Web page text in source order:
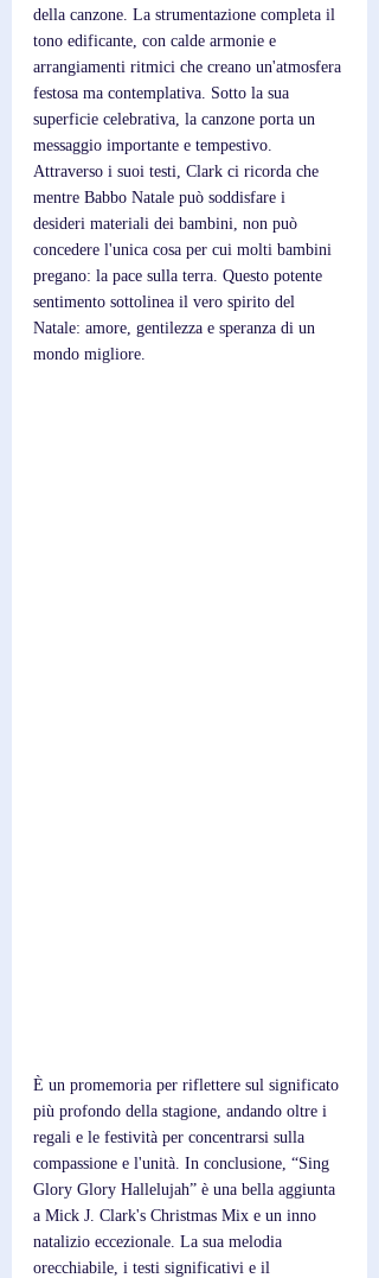
della canzone. La strumentazione completa il
tono edificante, con calde armonie e
arrangiamenti ritmici che creano un'atmosfera
festosa ma contemplativa. Sotto la sua
superficie celebrativa, la canzone porta un
messaggio importante e tempestivo.
Attraverso i suoi testi, Clark ci ricorda che
mentre Babbo Natale può soddisfare i
desideri materiali dei bambini, non può
concedere l'unica cosa per cui molti bambini
pregano: la pace sulla terra. Questo potente
sentimento sottolinea il vero spirito del
Natale: amore, gentilezza e speranza di un
mondo migliore.
È un promemoria per riflettere sul significato
più profondo della stagione, andando oltre i
regali e le festività per concentrarsi sulla
compassione e l'unità. In conclusione, “Sing
Glory Glory Hallelujah” è una bella aggiunta
a Mick J. Clark's Christmas Mix e un inno
natalizio eccezionale. La sua melodia
orecchiabile, i testi significativi e il